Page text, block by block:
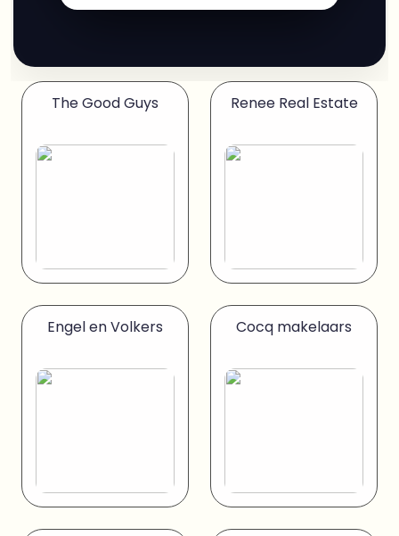
The Good Guys Renee Real Estate
Engel en Volkers Cocq makelaars